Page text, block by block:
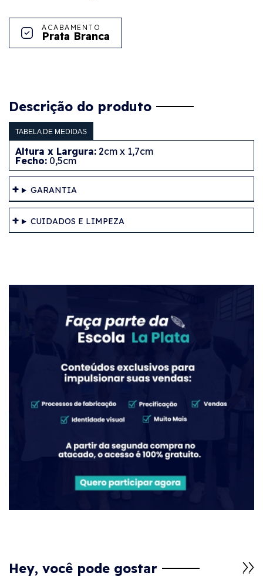
ACABAMENTO
Prata Branca
Descrição do produto
TABELA DE MEDIDAS
Altura x Largura: 2cm x 1,7cm
Fecho: 0,5cm
GARANTIA
CUIDADOS E LIMPEZA
Hey, você pode gostar